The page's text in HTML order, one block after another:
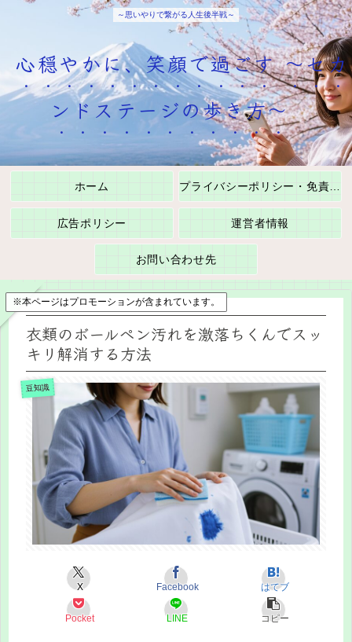
～思いやりで繋がる人生後半戦～
心穏やかに、笑顔で過ごす ～セカ
ンドステージの歩き方～
ホーム
広告ポリシー 運営者情報
お問い合わせ先
※本ページはプロモーションが含まれています。
衣類のボールペン汚れを激落ちくんでスッ
キリ解消する方法
豆知識
X Facebook はてブ
Pocket LINE コピー